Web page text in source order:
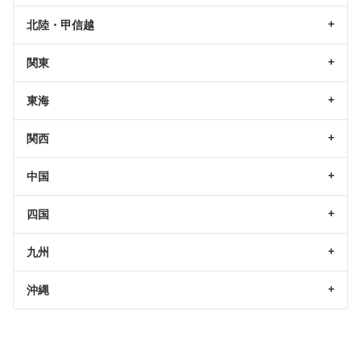
北陸・甲信越
関東
東海
関西
中国
四国
九州
沖縄